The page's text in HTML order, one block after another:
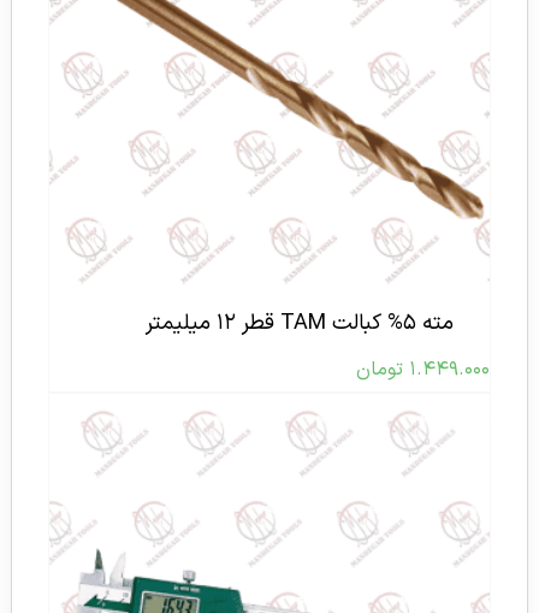
مته ۵% کبالت TAM قطر ۱۲ میلیمتر
۱.۴۴۹.۰۰۰ تومان